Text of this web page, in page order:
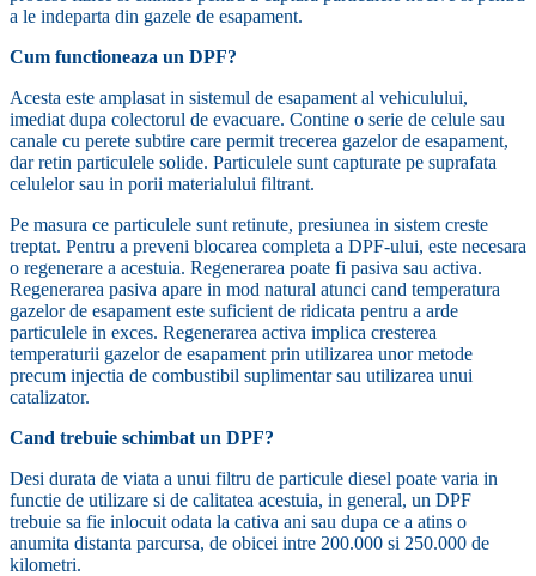
a le indeparta din gazele de esapament.
Cum functioneaza un DPF?
Acesta este amplasat in sistemul de esapament al vehiculului,
imediat dupa colectorul de evacuare. Contine o serie de celule sau
canale cu perete subtire care permit trecerea gazelor de esapament,
dar retin particulele solide. Particulele sunt capturate pe suprafata
celulelor sau in porii materialului filtrant.
Pe masura ce particulele sunt retinute, presiunea in sistem creste
treptat. Pentru a preveni blocarea completa a DPF-ului, este necesara
o regenerare a acestuia. Regenerarea poate fi pasiva sau activa.
Regenerarea pasiva apare in mod natural atunci cand temperatura
gazelor de esapament este suficient de ridicata pentru a arde
particulele in exces. Regenerarea activa implica cresterea
temperaturii gazelor de esapament prin utilizarea unor metode
precum injectia de combustibil suplimentar sau utilizarea unui
catalizator.
Cand trebuie schimbat un DPF?
Desi durata de viata a unui filtru de particule diesel poate varia in
functie de utilizare si de calitatea acestuia, in general, un DPF
trebuie sa fie inlocuit odata la cativa ani sau dupa ce a atins o
anumita distanta parcursa, de obicei intre 200.000 si 250.000 de
kilometri.